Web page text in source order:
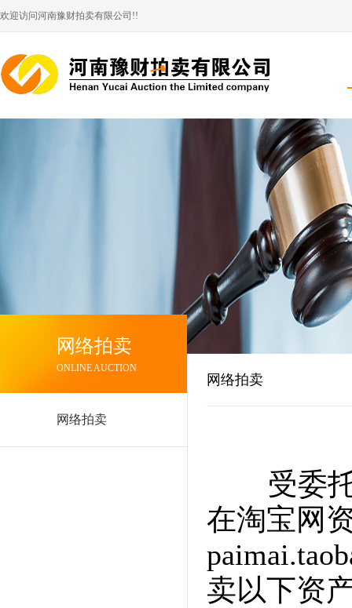
欢迎访问河南豫财拍卖有限公司!!
网络拍卖
ONLINE AUCTION
网络拍卖
网络拍卖
受委托
在淘宝网
卖以下资